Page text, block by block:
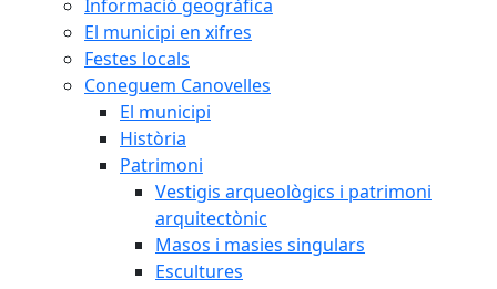
Informació geogràfica
El municipi en xifres
Festes locals
Coneguem Canovelles
El municipi
Història
Patrimoni
Vestigis arqueològics i patrimoni
arquitectònic
Masos i masies singulars
Escultures